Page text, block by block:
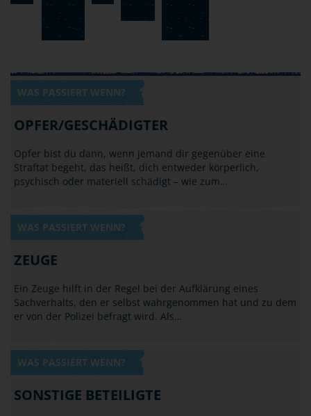
WAS PASSIERT WENN?
OPFER/GESCHÄDIGTER
Opfer bist du dann, wenn jemand dir gegenüber eine
Straftat begeht, das heißt, dich entweder körperlich,
psychisch oder materiell schädigt – wie zum…
WAS PASSIERT WENN?
ZEUGE
Ein Zeuge hilft in der Regel bei der Aufklärung eines
Sachverhalts, den er selbst wahrgenommen hat und zu dem
er von der Polizei befragt wird. Als…
WAS PASSIERT WENN?
SONSTIGE BETEILIGTE